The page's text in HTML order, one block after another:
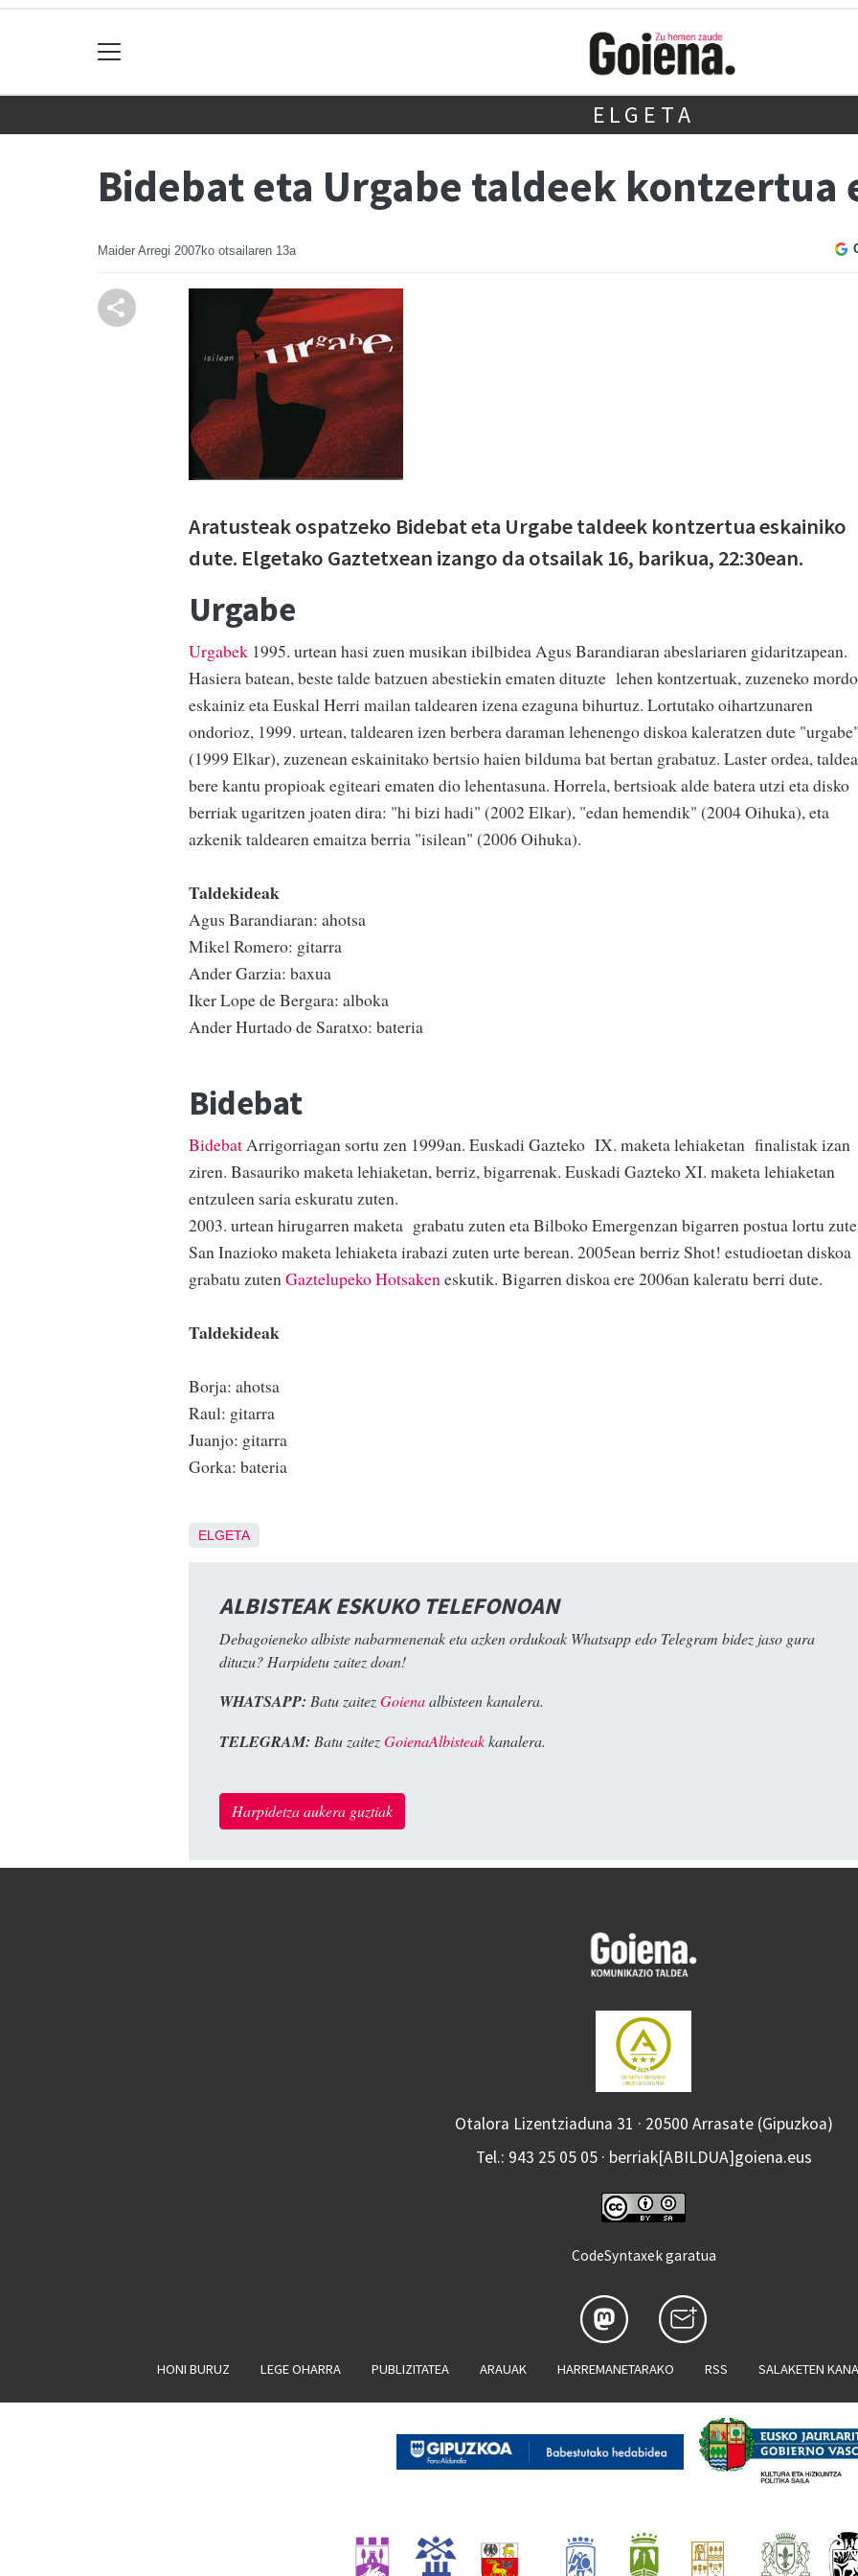
ELGETA
Bidebat eta Urgabe taldeek kontzertua
Maider Arregi 2007ko otsailaren 13a
Aratusteak ospatzeko Bidebat eta Urgabe taldeek kontzertua eskainiko
dute. Elgetako Gaztetxean izango da otsailak 16, barikua, 22:30ean.
Urgabe
Urgabek 1995. urtean hasi zuen musikan ibilbidea Agus Barandiaran abeslariaren gidaritzapean.
Hasiera batean, beste talde batzuen abestiekin ematen dituzte lehen kontzertuak, zuzeneko
eskainiz eta Euskal Herri mailan taldearen izena ezaguna bihurtuz. Lortutako oihartzunaren
ondorioz, 1999. urtean, taldearen izen berbera daraman lehenengo diskoa kaleratzen dute
(1999 Elkar), zuzenean eskainitako bertsio haien bilduma bat bertan grabatuz. Laster ordea,
bere kantu propioak egiteari ematen dio lehentasuna. Horrela, bertsioak alde batera utzi eta disko
berriak ugaritzen joaten dira: "hi bizi hadi" (2002 Elkar), "edan hemendik" (2004 Oihuka), eta
azkenik taldearen emaitza berria "isilean" (2006 Oihuka).
Taldekideak
Agus Barandiaran: ahotsa
Mikel Romero: gitarra
Ander Garzia: baxua
Iker Lope de Bergara: alboka
Ander Hurtado de Saratxo: bateria
Bidebat
BidebatArrigorriagan sortu zen 1999an. Euskadi Gazteko IX. maketa lehiaketan finalistak izan
ziren. Basauriko maketa lehiaketan, berriz, bigarrenak. Euskadi Gazteko XI. maketa lehiaketan
entzuleen saria eskuratu zuten.
2003. urtean hirugarren maketa grabatu zuten eta Bilboko Emergenzan bigarren postua lortu
San Inazioko maketa lehiaketa irabazi zuten urte berean. 2005ean berriz Shot! estudioetan diskoa
grabatu zutenGaztelupeko Hotsakeneskutik. Bigarren diskoa ere 2006an kaleratu berri dute.
Taldekideak
Borja: ahotsa
Raul: gitarra
Juanjo: gitarra
Gorka: bateria
ELGETA
ALBISTEAK ESKUKO TELEFONOAN
Debagoieneko albiste nabarmenenak eta azken ordukoak Whatsapp edo Telegram bidez jaso gura
dituzu? Harpidetu zaitez doan!
WHATSAPP: Batu zaitezGoienaalbisteen kanalera.
TELEGRAM: Batu zaitezGoienaAlbisteakkanalera.
Harpidetza aukera guztiak
Otalora Lizentziaduna 31 · 20500 Arrasate (Gipuzkoa)
Tel.: 943 25 05 05 · berriak[ABILDUA]goiena.eus
CodeSyntaxek garatua
HONI BURUZ LEGE OHARRA PUBLIZITATEA ARAUAK HARREMANETARAKO RSS SALAKETEN